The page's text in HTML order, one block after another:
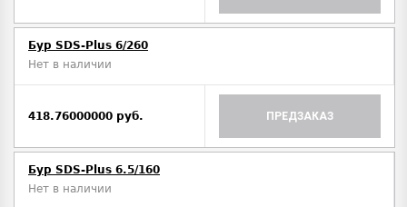
Бур SDS-Plus 6/260
Нет в наличии
418.76000000 руб. ПРЕДЗАКАЗ
Бур SDS-Plus 6.5/160
Нет в наличии